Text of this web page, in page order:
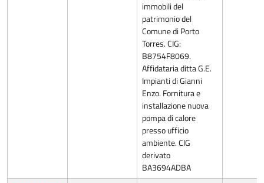
immobili del
patrimonio del
Comune di Porto
Torres. CIG:
B8754F8069.
Affidataria ditta G.E.
Impianti di Gianni
Enzo. Fornitura e
installazione nuova
pompa di calore
presso ufficio
ambiente. CIG
derivato
BA3694ADBA